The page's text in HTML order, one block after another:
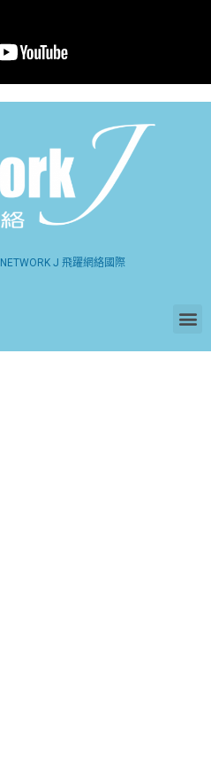
NETWORK J 飛躍網絡國際